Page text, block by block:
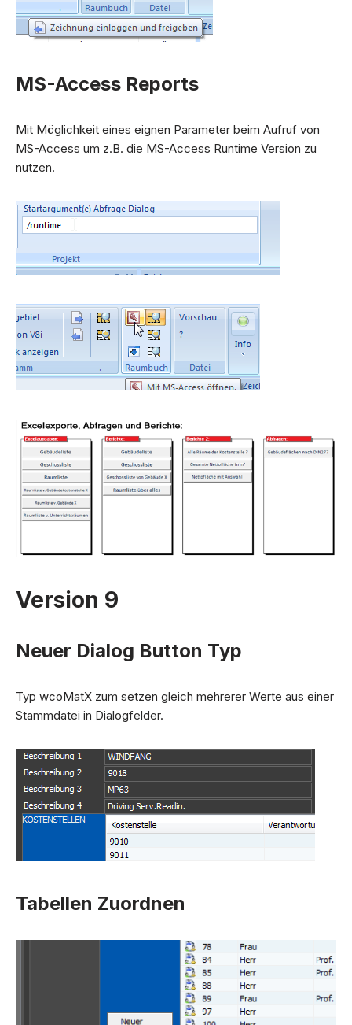
MS-Access Reports
Mit Möglichkeit eines eignen Parameter beim Aufruf von
MS-Access um z.B. die MS-Access Runtime Version zu
nutzen.
Version 9
Neuer Dialog Button Typ
Typ wcoMatX zum setzen gleich mehrerer Werte aus einer
Stammdatei in Dialogfelder.
Tabellen Zuordnen